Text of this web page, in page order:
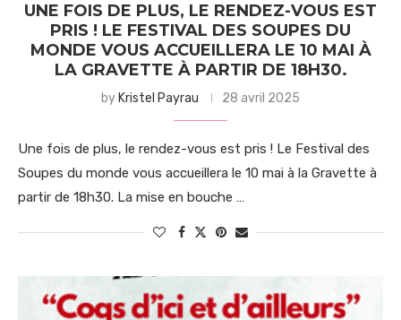
UNE FOIS DE PLUS, LE RENDEZ-VOUS EST
PRIS ! LE FESTIVAL DES SOUPES DU
MONDE VOUS ACCUEILLERA LE 10 MAI À
LA GRAVETTE À PARTIR DE 18H30.
by Kristel Payrau 28 avril 2025
Une fois de plus, le rendez-vous est pris ! Le Festival des
Soupes du monde vous accueillera le 10 mai à la Gravette à
partir de 18h30. La mise en bouche …